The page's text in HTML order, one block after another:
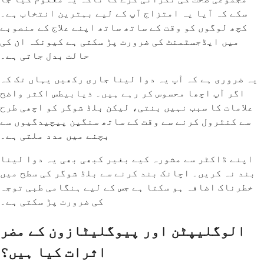
سکے کہ آیا یہ امتزاج آپ کے لیے بہترین انتخاب ہے۔
کچھ لوگوں کو وقت کے ساتھ ساتھ اپنے علاج کے منصوبے
میں ایڈجسٹمنٹ کی ضرورت پڑ سکتی ہے کیونکہ ان کی
حالت بدل جاتی ہے۔
یہ ضروری ہے کہ آپ یہ دوا لینا جاری رکھیں یہاں تک کہ
اگر آپ اچھا محسوس کر رہے ہیں۔ ذیابیطس اکثر واضح
علامات کا سبب نہیں بنتی، لیکن بلڈ شوگر کو اچھی طرح
سے کنٹرول کرنے سے وقت کے ساتھ سنگین پیچیدگیوں سے
بچنے میں مدد ملتی ہے۔
اپنے ڈاکٹر سے مشورہ کیے بغیر کبھی بھی یہ دوا لینا
بند نہ کریں۔ اچانک بند کرنے سے بلڈ شوگر کی سطح میں
خطرناک اضافہ ہو سکتا ہے جس کے لیے ہنگامی طبی توجہ
کی ضرورت پڑ سکتی ہے۔
الوگلیپٹن اور پیوگلیٹازون کے مضر
اثرات کیا ہیں؟